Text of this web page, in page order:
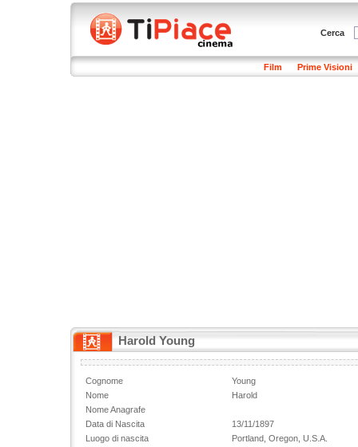
Cerca
Film Prime Visioni
Harold Young
Cognome
Young
Nome
Harold
Nome Anagrafe
Data di Nascita
13/11/1897
Luogo di nascita
Portland, Oregon, U.S.A.